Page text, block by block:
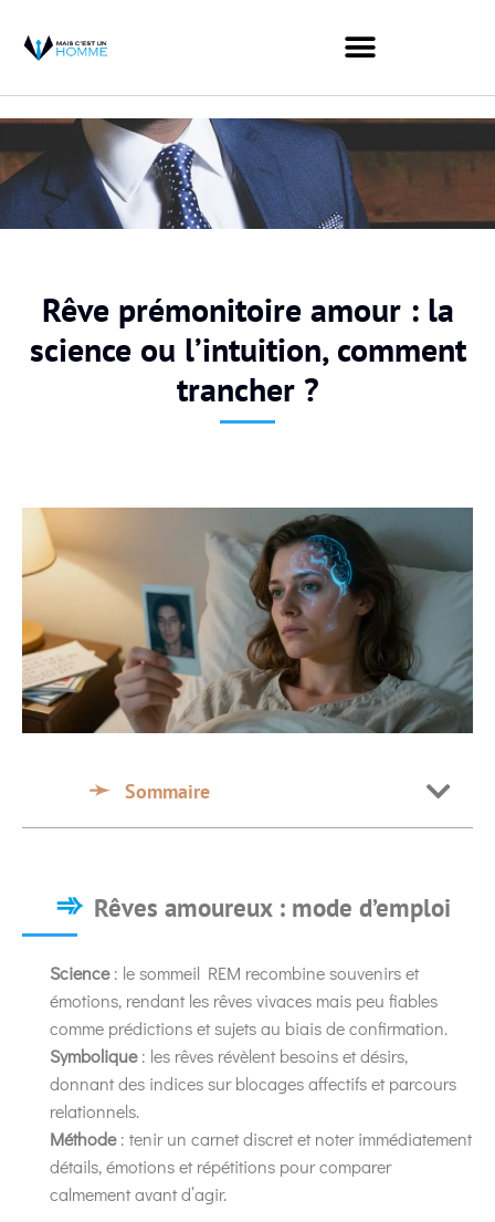
Rêve prémonitoire amour : la
science ou l’intuition, comment
trancher ?
Sommaire
Rêves amoureux : mode d’emploi
Science: le sommeil REM recombine souvenirs et
émotions, rendant les rêves vivaces mais peu fiables
comme prédictions et sujets au biais de confirmation.
Symbolique: les rêves révèlent besoins et désirs,
donnant des indices sur blocages affectifs et parcours
relationnels.
Méthode: tenir un carnet discret et noter immédiatement
détails, émotions et répétitions pour comparer
calmement avant d’agir.